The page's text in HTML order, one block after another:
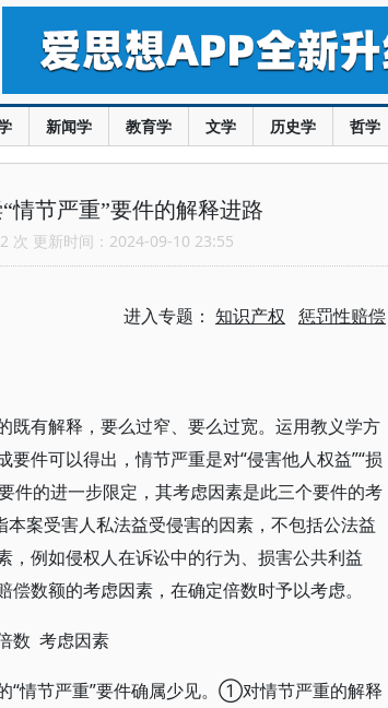
新闻学 教育学 文学 历史学 哲学
情节严重”要件的解释进路
次 更新时间：2024-09-10 23:55
进入专题： 知识产权 惩罚性赔偿
既有解释，要么过窄、要么过宽。运用教义学方
件可以得出，情节严重是对“侵害他人权益”“损
件的进一步限定，其考虑因素是此三个要件的考
案受害人私法益受侵害的因素，不包括公法益
，例如侵权人在诉讼中的行为、损害公共利益
数额的考虑因素，在确定倍数时予以考虑。
数 考虑因素
“情节严重”要件确属少见。①对情节严重的解释